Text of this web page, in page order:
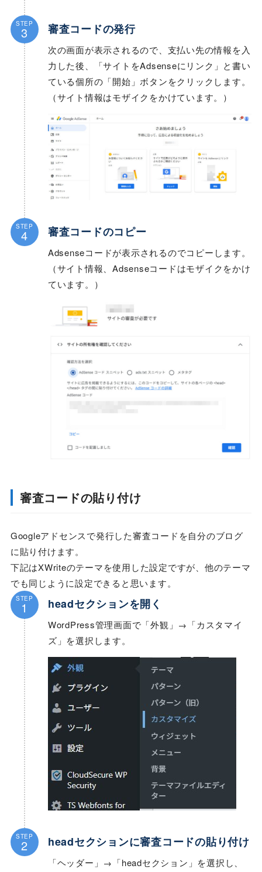
STEP
3 審査コードの発行
次の画面が表示されるので、支払い先の情報を入
力した後、「サイトをAdsenseにリンク」と書い
ている個所の「開始」ボタンをクリックします。
（サイト情報はモザイクをかけています。）
STEP
4 審査コードのコピー
Adsenseコードが表示されるのでコピーします。
（サイト情報、Adsenseコードはモザイクをかけ
ています。）
審査コードの貼り付け
Googleアドセンスで発行した審査コードを自分のブログ
に貼り付けます。
下記はXWriteのテーマを使用した設定ですが、他のテーマ
でも同じように設定できると思います。
STEP
1 headセクションを開く
WordPress管理画面で「外観」→「カスタマイ
ズ」を選択します。
STEP
2 headセクションに審査コードの貼り付け
「ヘッダー」→「headセクション」を選択し、